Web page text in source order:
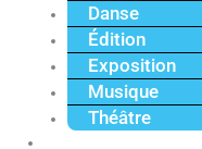
Danse
Édition
Exposition
Musique
Théâtre